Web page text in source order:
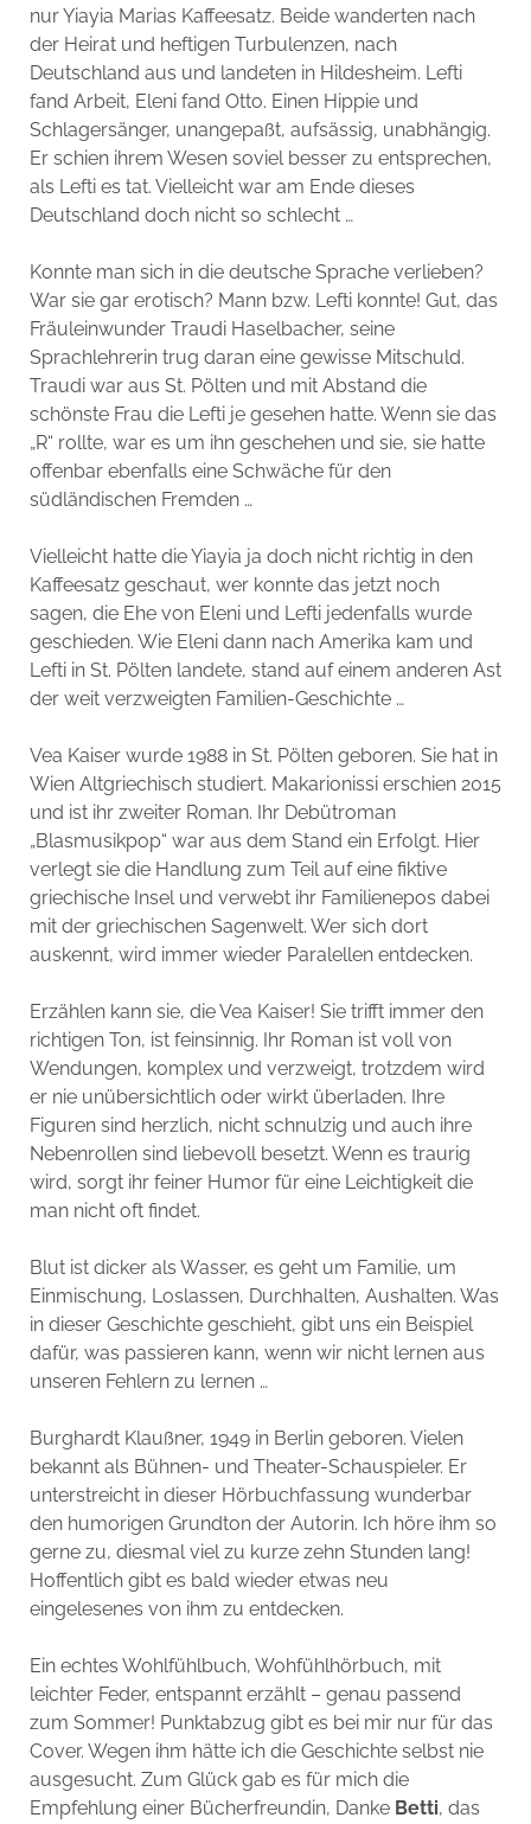
nur Yiayia Marias Kaffeesatz. Beide wanderten nach
der Heirat und heftigen Turbulenzen, nach
Deutschland aus und landeten in Hildesheim. Lefti
fand Arbeit, Eleni fand Otto. Einen Hippie und
Schlagersänger, unangepaßt, aufsässig, unabhängig.
Er schien ihrem Wesen soviel besser zu entsprechen,
als Lefti es tat. Vielleicht war am Ende dieses
Deutschland doch nicht so schlecht …
Konnte man sich in die deutsche Sprache verlieben?
War sie gar erotisch? Mann bzw. Lefti konnte! Gut, das
Fräuleinwunder Traudi Haselbacher, seine
Sprachlehrerin trug daran eine gewisse Mitschuld.
Traudi war aus St. Pölten und mit Abstand die
schönste Frau die Lefti je gesehen hatte. Wenn sie das
„R“ rollte, war es um ihn geschehen und sie, sie hatte
offenbar ebenfalls eine Schwäche für den
südländischen Fremden …
Vielleicht hatte die Yiayia ja doch nicht richtig in den
Kaffeesatz geschaut, wer konnte das jetzt noch
sagen, die Ehe von Eleni und Lefti jedenfalls wurde
geschieden. Wie Eleni dann nach Amerika kam und
Lefti in St. Pölten landete, stand auf einem anderen Ast
der weit verzweigten Familien-Geschichte …
Vea Kaiser wurde 1988 in St. Pölten geboren. Sie hat in
Wien Altgriechisch studiert. Makarionissi erschien 2015
und ist ihr zweiter Roman. Ihr Debütroman
„Blasmusikpop“ war aus dem Stand ein Erfolgt. Hier
verlegt sie die Handlung zum Teil auf eine fiktive
griechische Insel und verwebt ihr Familienepos dabei
mit der griechischen Sagenwelt. Wer sich dort
auskennt, wird immer wieder Paralellen entdecken.
Erzählen kann sie, die Vea Kaiser! Sie trifft immer den
richtigen Ton, ist feinsinnig. Ihr Roman ist voll von
Wendungen, komplex und verzweigt, trotzdem wird
er nie unübersichtlich oder wirkt überladen. Ihre
Figuren sind herzlich, nicht schnulzig und auch ihre
Nebenrollen sind liebevoll besetzt. Wenn es traurig
wird, sorgt ihr feiner Humor für eine Leichtigkeit die
man nicht oft findet.
Blut ist dicker als Wasser, es geht um Familie, um
Einmischung, Loslassen, Durchhalten, Aushalten. Was
in dieser Geschichte geschieht, gibt uns ein Beispiel
dafür, was passieren kann, wenn wir nicht lernen aus
unseren Fehlern zu lernen …
Burghardt Klaußner, 1949 in Berlin geboren. Vielen
bekannt als Bühnen- und Theater-Schauspieler. Er
unterstreicht in dieser Hörbuchfassung wunderbar
den humorigen Grundton der Autorin. Ich höre ihm so
gerne zu, diesmal viel zu kurze zehn Stunden lang!
Hoffentlich gibt es bald wieder etwas neu
eingelesenes von ihm zu entdecken.
Ein echtes Wohlfühlbuch, Wohfühlhörbuch, mit
leichter Feder, entspannt erzählt – genau passend
zum Sommer! Punktabzug gibt es bei mir nur für das
Cover. Wegen ihm hätte ich die Geschichte selbst nie
ausgesucht. Zum Glück gab es für mich die
Empfehlung einer Bücherfreundin, Danke Betti, das